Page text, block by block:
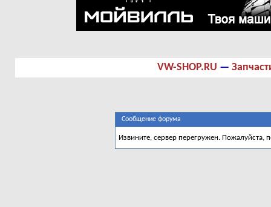
VW-SHOP.RU —
Сообщение форума
Извините, сервер перегружен. Пожалуйста,